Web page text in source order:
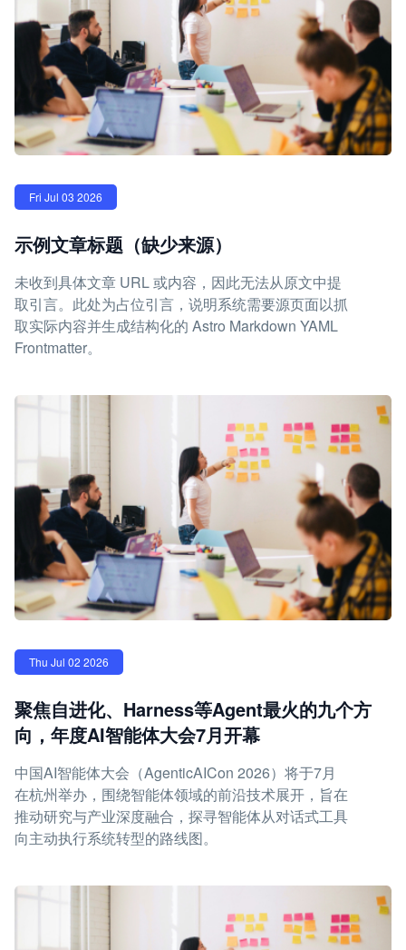
Fri Jul 03 2026
示例文章标题（缺少来源）
未收到具体文章 URL 或内容，因此无法从原文中提
取引言。此处为占位引言，说明系统需要源页面以抓
取实际内容并生成结构化的 Astro Markdown YAML
Frontmatter。
Thu Jul 02 2026
聚焦自进化、Harness等Agent最火的九个方
向，年度AI智能体大会7月开幕
中国AI智能体大会（AgenticAICon 2026）将于7月
在杭州举办，围绕智能体领域的前沿技术展开，旨在
推动研究与产业深度融合，探寻智能体从对话式工具
向主动执行系统转型的路线图。